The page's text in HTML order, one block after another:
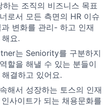
는 조직의 비즈니스 목표
로서 모든 측면의 HR 이슈
변화를 관리- 하고 인재
요.
는 Seniority를 구분하지
할을 해낼 수 있는 분들이
결하고 있어요.
해서 성장하는 토스의 인재
사이트가 되는 채용문화를